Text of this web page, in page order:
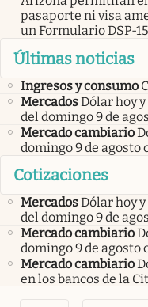
pasaporte ni visa
un Formulario DSP-
Últimas noticias
Ingresos y consumo
MercadosDólar hoy
del domingo 9 de
Mercado cambiario
domingo 9 de agosto
Cotizaciones
MercadosDólar hoy
del domingo 9 de
Mercado cambiario
domingo 9 de agosto
Mercado cambiario
en los bancos de la